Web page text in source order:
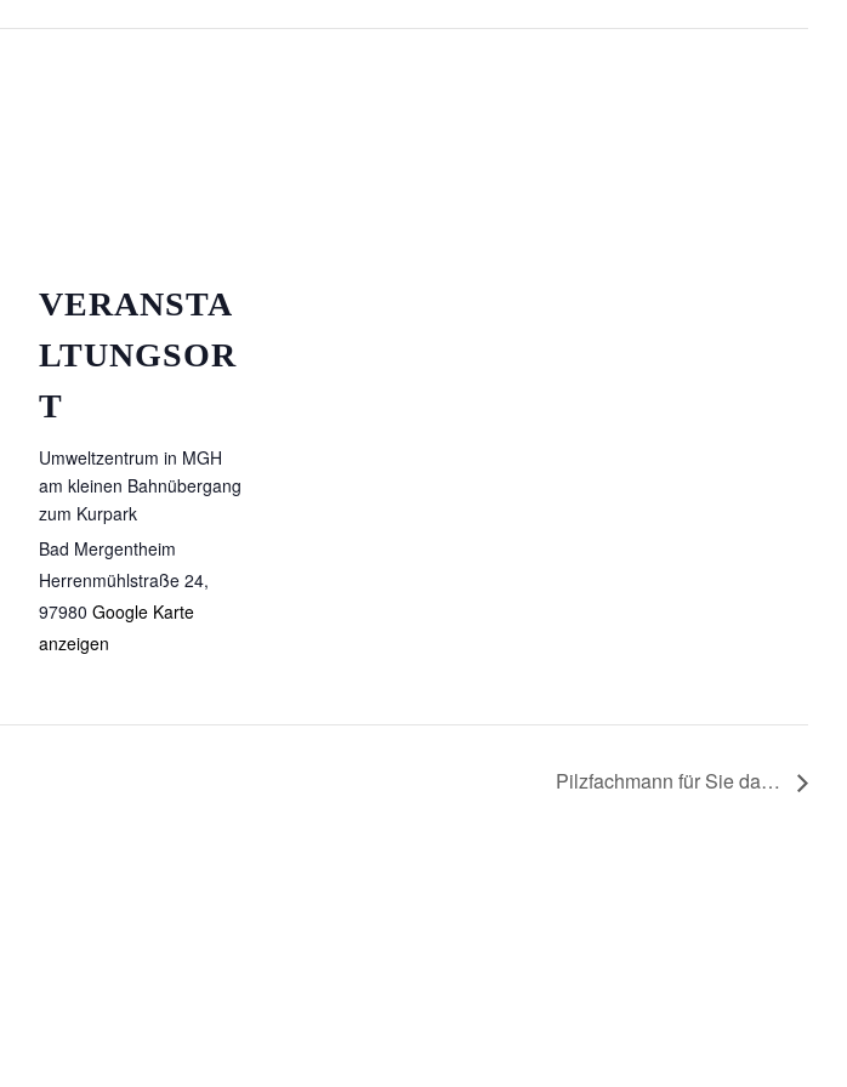
VERANSTA
LTUNGSOR
T
Umweltzentrum in MGH
am kleinen Bahnübergang
zum Kurpark
Bad Mergentheim
Herrenmühlstraße 24,
97980 Google Karte
anzeigen
Pilzfachmann für Sie da…